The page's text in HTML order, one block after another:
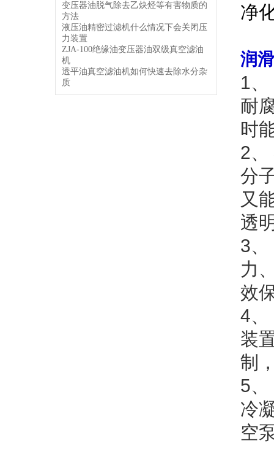
变压器油脱气除去乙炔烃等有害物质的
方法
液压油精密过滤机什么情况下会关闭压
力装置
ZJA-100绝缘油变压器油双级真空滤油
机
透平油真空滤油机如何快速去除水分杂
质
净
润
1
耐
时
2、
分
又
透
3、
力
效
4、
装
制
5、
冷
空